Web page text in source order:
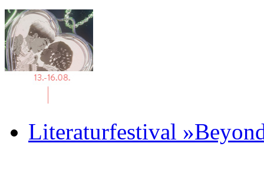
Literaturfestival